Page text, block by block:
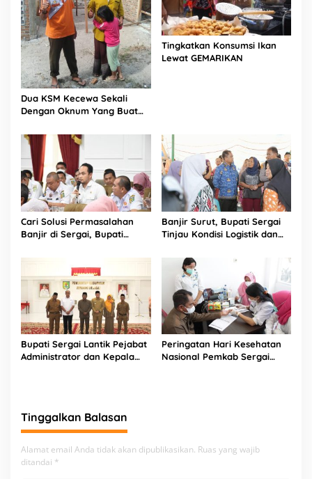
Dua KSM Kecewa Sekali
Dengan Oknum Yang Buat
Tingkatkan Konsumsi Ikan
Lewat GEMARIKAN
Cari Solusi Permasalahan
Banjir di Sergai, Bupati
Sinergi dan Koordinasi
Banjir Surut, Bupati Sergai
Tinjau Kondisi Logistik dan
Tanjung Beringin
Bupati Sergai Lantik Pejabat
Administrator dan Kepala
Peringatan Hari Kesehatan
Nasional Pemkab Sergai
Tinggalkan Balasan
Alamat email Anda tidak akan dipublikasikan. Ruas yang wajib
ditandai *